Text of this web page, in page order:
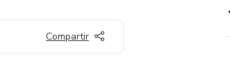
Compartir